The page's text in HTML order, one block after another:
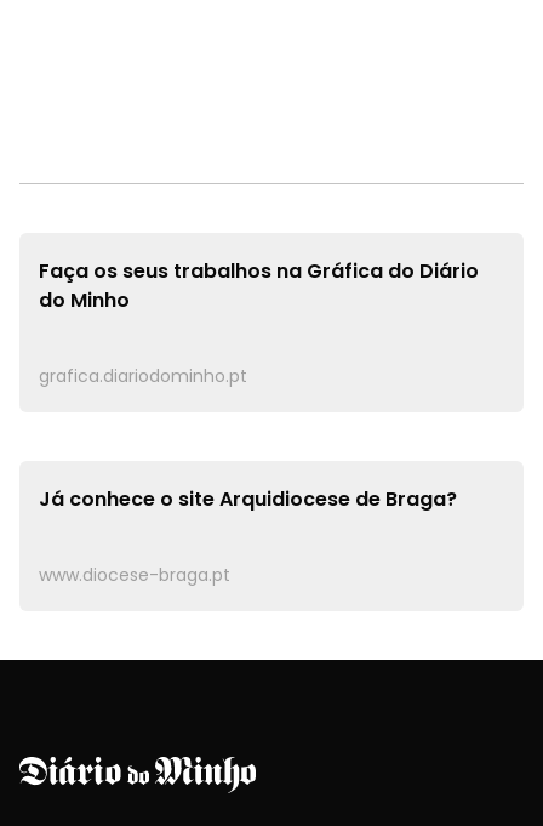
Faça os seus trabalhos na Gráfica do Diário
do Minho
grafica.diariodominho.pt
Já conhece o siteArquidiocese de Braga?
www.diocese-braga.pt